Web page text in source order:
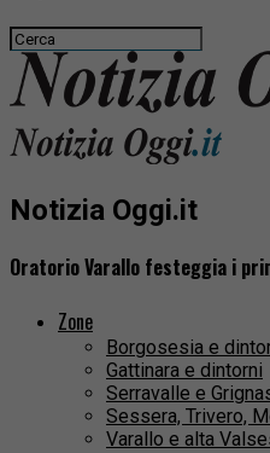
Notizia Oggi.it
Oratorio Varallo festeggia i
Zone
Borgosesia e
Gattinara e dintorni
Serravalle e
Sessera, Trivero,
Varallo e alta